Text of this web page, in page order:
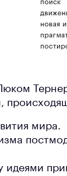
мира.
идеями